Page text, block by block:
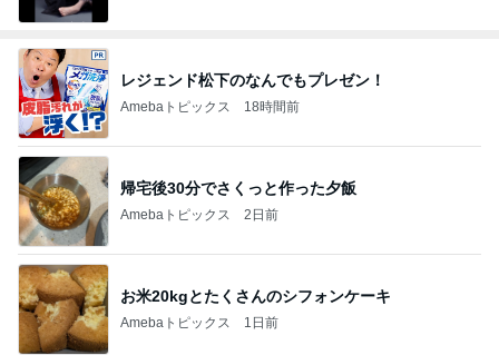
レジェンド松下のなんでもプレゼン！
Amebaトピックス 18時間前
帰宅後30分でさくっと作った夕飯
Amebaトピックス 2日前
お米20kgとたくさんのシフォンケーキ
Amebaトピックス 1日前